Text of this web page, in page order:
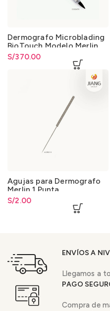
Dermografo Microblading
BioTouch Modelo Merlin
S/370.00
Agujas para Dermografo
Merlin 1 Punta
S/2.00
ENVÍOS A
Llegamos a
PAGO
Compra de